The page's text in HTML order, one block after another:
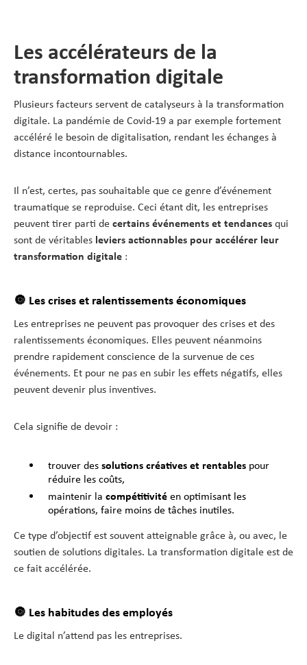
Les accélérateurs de la
transformation digitale
Plusieurs facteurs servent de catalyseurs à la transformation
digitale. La pandémie de Covid-19 a par exemple fortement
accéléré le besoin de digitalisation, rendant les échanges à
distance incontournables.
Il n’est, certes, pas souhaitable que ce genre d’événement
traumatique se reproduise. Ceci étant dit, les entreprises
peuvent tirer parti de certains événements et tendances qui
sont de véritables leviers actionnables pour accélérer leur
transformation digitale :
🔘 Les crises et ralentissements économiques
Les entreprises ne peuvent pas provoquer des crises et des
ralentissements économiques. Elles peuvent néanmoins
prendre rapidement conscience de la survenue de ces
événements. Et pour ne pas en subir les effets négatifs, elles
peuvent devenir plus inventives.
Cela signifie de devoir :
trouver des solutions créatives et rentables pour
réduire les coûts,
maintenir la compétitivité en optimisant les
opérations, faire moins de tâches inutiles.
Ce type d’objectif est souvent atteignable grâce à, ou avec, le
soutien de solutions digitales. La transformation digitale est de
ce fait accélérée.
🔘 Les habitudes des employés
Le digital n’attend pas les entreprises.